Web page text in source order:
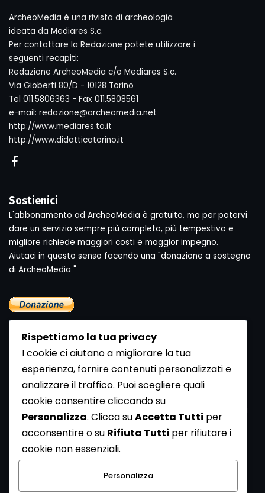
ArcheoMedia è una rivista di archeologia
ideata da Mediares S.c.
Per contattare la Redazione potete utilizzare i
seguenti recapiti:
Redazione ArcheoMedia c/o Mediares S.c.
Via Gioberti 80/D - 10128 Torino
Tel 011.5806363 - Fax 011.5808561
e-mail: redazione@archeomedia.net
http://www.mediares.to.it
http://www.didatticatorino.it
Sostienici
L'abbonamento ad ArcheoMedia è gratuito, ma per potervi
dare un servizio sempre più completo, più tempestivo e
migliore richiede maggiori costi e maggior impegno.
Aiutaci in questo senso facendo una "donazione a sostegno
di ArcheoMedia "
Newsletter
Se vuoi ricevere la Rivista gratuita di archeologia realizzata
dalla Redazione di ArcheoMedia iscriviti alla nostra
Newsletter [Clicca Qui]
Con l'invio del messaggio l'utente dichiara di aver letto
l’informativa sulla privacy e di acconsentire al trattamento
Rispettiamo la tua privacy
I cookie ci aiutano a migliorare la tua
esperienza, fornire contenuti personalizzati e
analizzare il traffico. Puoi scegliere quali
cookie consentire cliccando su
Personalizza. Clicca suAccetta Tutti per
acconsentire o su Rifiuta Tutti per rifiutare i
cookie non essenziali.
Personalizza